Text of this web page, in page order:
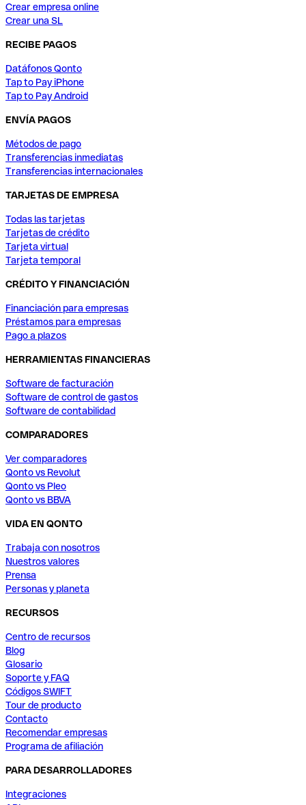
Crear empresa online
Crear una SL
RECIBE PAGOS
Datáfonos Qonto
Tap to Pay iPhone
Tap to Pay Android
ENVÍA PAGOS
Métodos de pago
Transferencias inmediatas
Transferencias internacionales
TARJETAS DE EMPRESA
Todas las tarjetas
Tarjetas de crédito
Tarjeta virtual
Tarjeta temporal
CRÉDITO Y FINANCIACIÓN
Financiación para empresas
Préstamos para empresas
Pago a plazos
HERRAMIENTAS FINANCIERAS
Software de facturación
Software de control de gastos
Software de contabilidad
COMPARADORES
Ver comparadores
Qonto vs Revolut
Qonto vs Pleo
Qonto vs BBVA
VIDA EN QONTO
Trabaja con nosotros
Nuestros valores
Prensa
Personas y planeta
RECURSOS
Centro de recursos
Blog
Glosario
Soporte y FAQ
Códigos SWIFT
Tour de producto
Contacto
Recomendar empresas
Programa de afiliación
PARA DESARROLLADORES
Integraciones